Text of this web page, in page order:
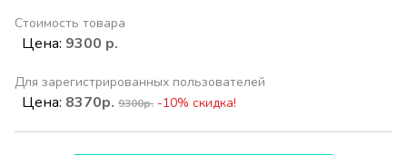
Стоимость товара
Цена: 9300 р.
Для зарегистрированных пользователей
Цена: 8370р. 9300р. -10% скидка!